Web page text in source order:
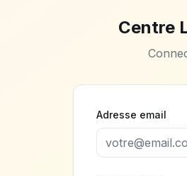
Centre
Adresse email